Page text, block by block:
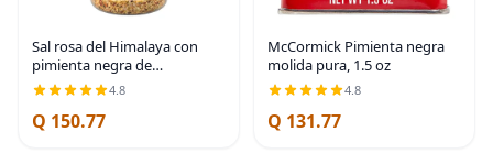
Sal rosa del Himalaya con
pimienta negra de
McCormick 4.8
Q 150.77
McCormick Pimienta negra
molida pura, 1.5 oz
4.8
Q 131.77